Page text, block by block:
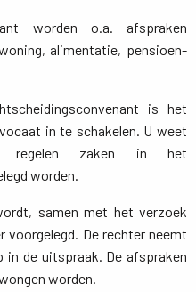
worden o.a. afspraken
alimentatie, pensioen-
is het
in te schakelen. U weet
zaken in het
worden.
samen met het verzoek
De rechter neemt
de uitspraak. De afspraken
worden.